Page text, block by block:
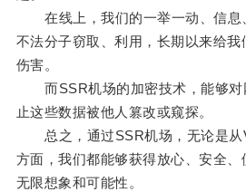
在线上，我们的一举一动、信息
不法分子窃取、利用，长期以来给
伤害。
而SSR机场的加密技术，能够对
止这些数据被他人篡改或窥探。
总之，通过SSR机场，无论是从
方面，我们都能够获得放心、安全
无限想象和可能性。